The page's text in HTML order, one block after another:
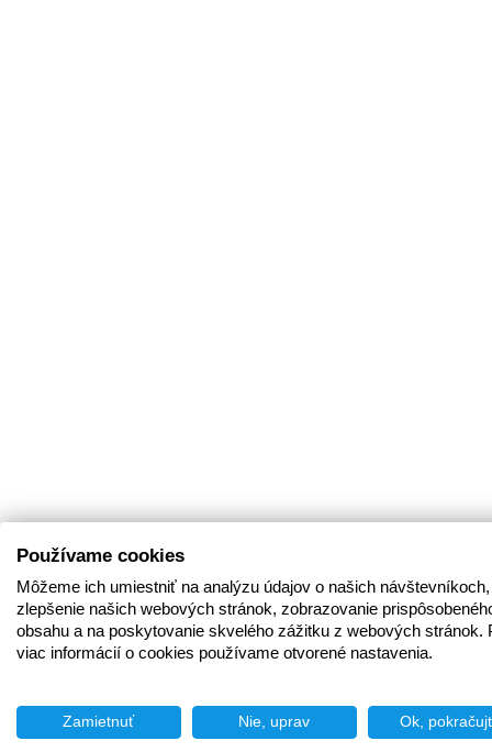
Používame cookies
Môžeme ich umiestniť na analýzu údajov o našich
zlepšenie našich webových stránok, zobrazovanie
obsahu a na poskytovanie skvelého zážitku z webových stránok.
viac informácií o cookies používame otvorené nastavenia.
Zamietnuť Nie, uprav Ok,